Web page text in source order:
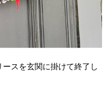
スを玄関に掛けて終了し